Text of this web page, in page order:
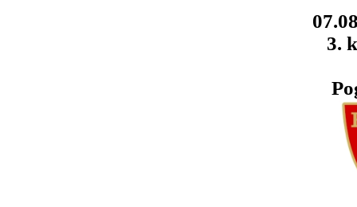
3.